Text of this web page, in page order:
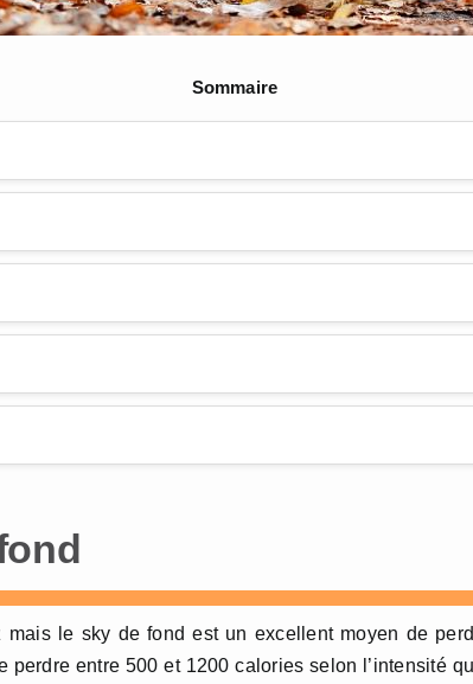
Sommaire
le sky de fond est un excellent moyen de
perdre entre 500 et 1200 calories selon l’intensité